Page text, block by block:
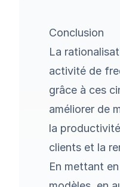
Conclusion
La
activité de
grâce à ces
améliorer de
la
clients et la
En mettant